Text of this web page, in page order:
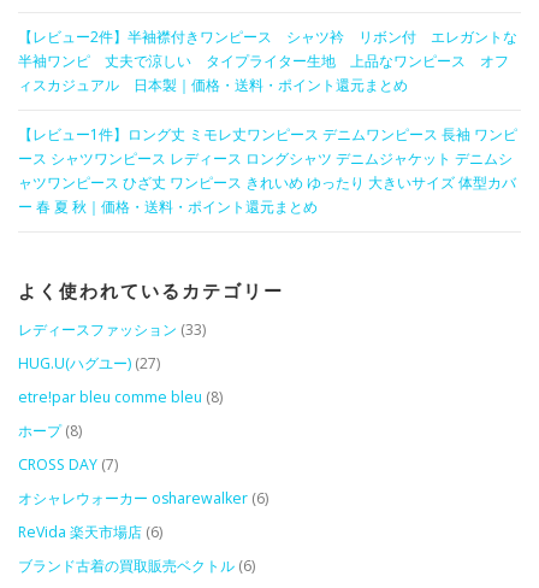
【レビュー2件】半袖襟付きワンピース シャツ衿 リボン付 エレガントな
半袖ワンピ 丈夫で涼しい タイプライター生地 上品なワンピース オフ
ィスカジュアル 日本製｜価格・送料・ポイント還元まとめ
【レビュー1件】ロング丈 ミモレ丈ワンピース デニムワンピース 長袖 ワンピ
ース シャツワンピース レディース ロングシャツ デニムジャケット デニムシ
ャツワンピース ひざ丈 ワンピース きれいめ ゆったり 大きいサイズ 体型カバ
ー 春 夏 秋｜価格・送料・ポイント還元まとめ
よく使われているカテゴリー
レディースファッション (33)
HUG.U(ハグユー) (27)
etre!par bleu comme bleu (8)
ホープ(8)
CROSS DAY (7)
オシャレウォーカー osharewalker (6)
ReVida 楽天市場店 (6)
ブランド古着の買取販売ベクトル (6)